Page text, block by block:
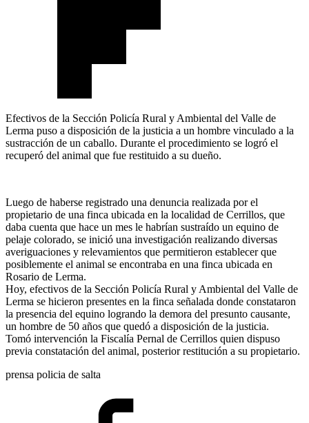
Efectivos de la Sección Policía Rural y Ambiental del Valle de
Lerma puso a disposición de la justicia a un hombre vinculado a la
sustracción de un caballo. Durante el procedimiento se logró el
recuperó del animal que fue restituido a su dueño.
Luego de haberse registrado una denuncia realizada por el
propietario de una finca ubicada en la localidad de Cerrillos, que
daba cuenta que hace un mes le habrían sustraído un equino de
pelaje colorado, se inició una investigación realizando diversas
averiguaciones y relevamientos que permitieron establecer que
posiblemente el animal se encontraba en una finca ubicada en
Rosario de Lerma.
Hoy, efectivos de la Sección Policía Rural y Ambiental del Valle de
Lerma se hicieron presentes en la finca señalada donde constataron
la presencia del equino logrando la demora del presunto causante,
un hombre de 50 años que quedó a disposición de la justicia.
Tomó intervención la Fiscalía Pernal de Cerrillos quien dispuso
previa constatación del animal, posterior restitución a su propietario.
prensa policia de salta